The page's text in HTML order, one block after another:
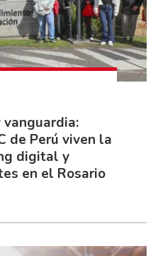
de Perú viven la
digital y
en el Rosario